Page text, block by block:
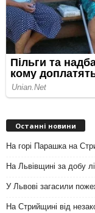
Останні новини
На горі Парашка на
На Львівщині за добу
У Львові загасили
На Стрийщині від